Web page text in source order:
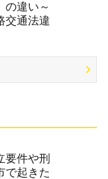
の違い～
交通法違
要件や刑
で起きた